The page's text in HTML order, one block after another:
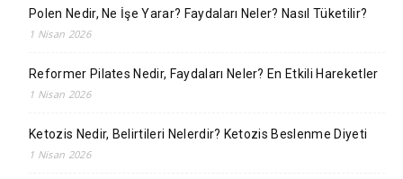
Polen Nedir, Ne İşe Yarar? Faydaları Neler? Nasıl Tüketilir?
1 Nisan 2026
Reformer Pilates Nedir, Faydaları Neler? En Etkili Hareketler
1 Nisan 2026
Ketozis Nedir, Belirtileri Nelerdir? Ketozis Beslenme Diyeti
1 Nisan 2026